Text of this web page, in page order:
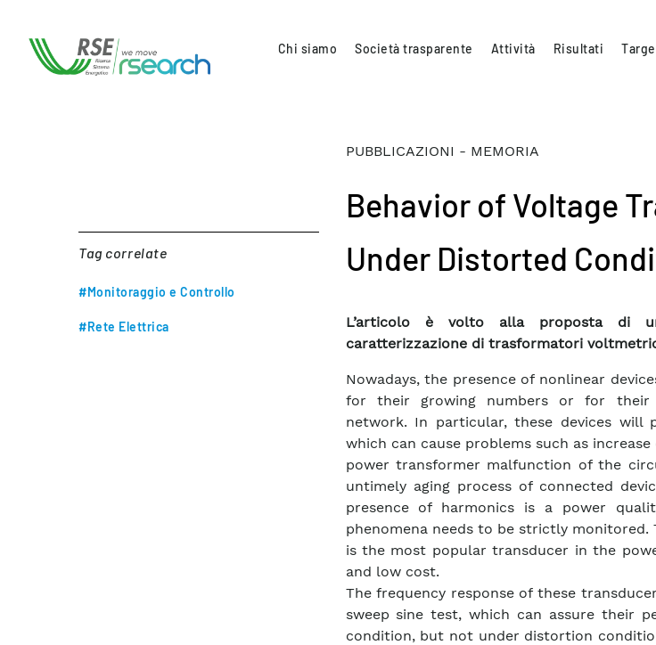
Chi siamo Società trasparente Attività Risultati
Tag correlate
#Monitoraggio e Controllo
#Rete Elettrica
PUBBLICAZIONI - MEMORIA
Behavior of Voltage
Under Distorted
L’articolo è volto alla proposta di
caratterizzazione di trasformatori
Nowadays, the presence of nonlinear
for their growing numbers or for
network. In particular, these devices will
which can cause problems such as
power transformer malfunction of the
untimely aging process of connected
presence of harmonics is a power
phenomena needs to be strictly monitored.
is the most popular transducer in the
and low cost.
The frequency response of these
sweep sine test, which can assure their
condition, but not under distortion